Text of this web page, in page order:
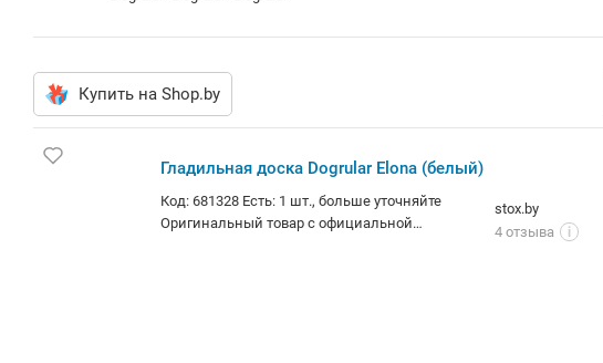
Купить на Shop.by
Гладильная доска Dogrular Elona (белый)
Код: 681328 Есть: 1 шт., больше уточняйте
Оригинальный товар с официальной
stox.by
4 отзыва
i